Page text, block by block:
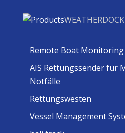
Remote Boat Monitoring
AIS Rettungssender für
Notfälle
Rettungswesten
Vessel Management